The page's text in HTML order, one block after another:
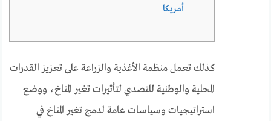
أمريكا
كذلك تعمل منظمة الأغذية والزراعة على تعزيز القدرات
المحلية والوطنية للتصدي لتأثيرات تغير المناخ، ووضع
استراتيجيات وسياسات عامة لدمج تغير المناخ في